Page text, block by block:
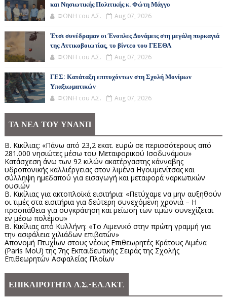
και Νησιωτικής Πολιτικής κ. Φώτη Μάγγο
ΦΩΝΗ του Λ.Σ. Aug 07, 2026
Έτσι συνέδραμαν οι Ένοπλες Δυνάμεις στη μεγάλη πυρκαγιά
της Αττικοβοιωτίας, το βίντεο του ΓΕΕΘΑ
ΦΩΝΗ του Λ.Σ. Aug 07, 2026
ΓΕΣ: Κατάταξη επιτυχόντων στη Σχολή Μονίμων
Υπαξιωματικών
ΦΩΝΗ του Λ.Σ. Aug 07, 2026
ΤΑ ΝΕΑ ΤΟΥ ΥΝΑΝΠ
Β. Κικίλιας: «Πάνω από 23,2 εκατ. ευρώ σε περισσότερους από
281.000 νησιώτες μέσω του Μεταφορικού Ισοδυνάμου»
Κατάσχεση άνω των 92 κιλών ακατέργαστης κάνναβης
υδροπονικής καλλιέργειας στον λιμένα Ηγουμενίτσας και
σύλληψη ημεδαπού για εισαγωγή και μεταφορά ναρκωτικών
ουσιών
Β. Κικίλιας για ακτοπλοϊκά εισιτήρια: «Πετύχαμε να μην αυξηθούν
οι τιμές στα εισιτήρια για δεύτερη συνεχόμενη χρονιά – Η
προσπάθεια για συγκράτηση και μείωση των τιμών συνεχίζεται
εν μέσω πολέμου»
Β. Κικίλιας από Κυλλήνη: «Το Λιμενικό στην πρώτη γραμμή για
την ασφάλεια χιλιάδων επιβατών»
Απονομή Πτυχίων στους νέους Επιθεωρητές Κράτους Λιμένα
(Paris MoU) της 7ης Εκπαιδευτικής Σειράς της Σχολής
Επιθεωρητών Ασφαλείας Πλοίων
ΕΠΙΚΑΙΡΟΤΗΤΑ Λ.Σ.-ΕΛ.ΑΚΤ.